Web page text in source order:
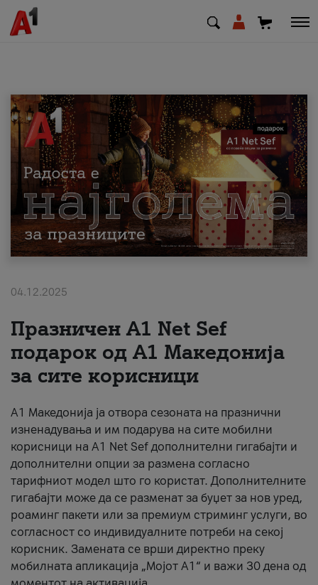
МК EN SQ
Приватни Деловни
Поддршка
Надополни кредит
За нас
#ПодобарОнлајн
04.12.2025
Празничен A1 Net Sеf
подарок од А1 Македонија
за сите корисници
А1 Македонија ја отвора сезоната на празнични
изненадувања и им подарува на сите мобилни
корисници на A1 Net Sef дополнителни гигабајти и
дополнителни опции за размена согласно
тарифниот модел што го користат. Дополнителните
гигабајти може да се разменат за буџет за нов уред,
роаминг пакети или за премиум стриминг услуги, во
согласност со индивидуалните потреби на секој
корисник. Замената се врши директно преку
мобилната апликација „Мојот А1“ и важи 30 дена од